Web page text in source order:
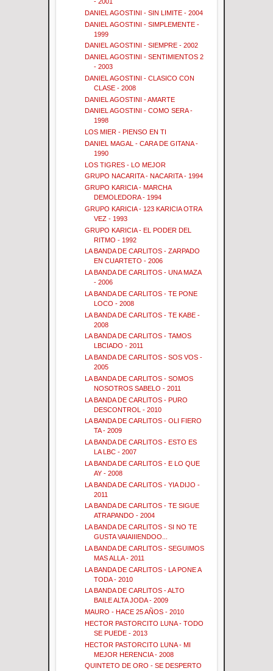
DANIEL AGOSTINI - SIN LIMITE - 2004
DANIEL AGOSTINI - SIMPLEMENTE -
1999
DANIEL AGOSTINI - SIEMPRE - 2002
DANIEL AGOSTINI - SENTIMIENTOS 2
- 2003
DANIEL AGOSTINI - CLASICO CON
CLASE - 2008
DANIEL AGOSTINI - AMARTE
DANIEL AGOSTINI - COMO SERA -
1998
LOS MIER - PIENSO EN TI
DANIEL MAGAL - CARA DE GITANA -
1990
LOS TIGRES - LO MEJOR
GRUPO NACARITA - NACARITA - 1994
GRUPO KARICIA - MARCHA
DEMOLEDORA - 1994
GRUPO KARICIA - 123 KARICIA OTRA
VEZ - 1993
GRUPO KARICIA - EL PODER DEL
RITMO - 1992
LA BANDA DE CARLITOS - ZARPADO
EN CUARTETO - 2006
LA BANDA DE CARLITOS - UNA MAZA
- 2006
LA BANDA DE CARLITOS - TE PONE
LOCO - 2008
LA BANDA DE CARLITOS - TE KABE -
2008
LA BANDA DE CARLITOS - TAMOS
LBCIADO - 2011
LA BANDA DE CARLITOS - SOS VOS -
2005
LA BANDA DE CARLITOS - SOMOS
NOSOTROS SABELO - 2011
LA BANDA DE CARLITOS - PURO
DESCONTROL - 2010
LA BANDA DE CARLITOS - OLI FIERO
TA - 2009
LA BANDA DE CARLITOS - ESTO ES
LA LBC - 2007
LA BANDA DE CARLITOS - E LO QUE
AY - 2008
LA BANDA DE CARLITOS - YIA DIJO -
2011
LA BANDA DE CARLITOS - TE SIGUE
ATRAPANDO - 2004
LA BANDA DE CARLITOS - SI NO TE
GUSTA VAIAIIIENDOO...
LA BANDA DE CARLITOS - SEGUIMOS
MAS ALLA - 2011
LA BANDA DE CARLITOS - LA PONE A
TODA - 2010
LA BANDA DE CARLITOS - ALTO
BAILE ALTA JODA - 2009
MAURO - HACE 25 AÑOS - 2010
HECTOR PASTORCITO LUNA - TODO
SE PUEDE - 2013
HECTOR PASTORCITO LUNA - MI
MEJOR HERENCIA - 2008
QUINTETO DE ORO - SE DESPERTO